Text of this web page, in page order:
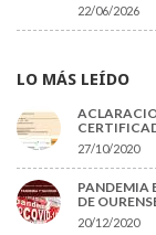
22/06/2026
LO MÁS LEÍDO
27/10/2020
PANDEMIA
DE
20/12/2020